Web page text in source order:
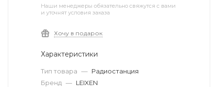
Наши менеджеры обязательно свяжутся с вами
и уточнят условия заказа
Хочу в подарок
Характеристики
Тип товара — Радиостанция
Бренд — LEIXEN